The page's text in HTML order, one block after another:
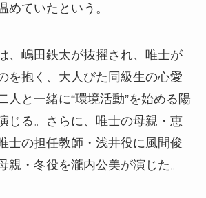
めていたという。
、嶋田鉄太が抜擢され、唯士が
を抱く、大人びた同級生の心愛
人と一緒に“環境活動”を始める陽
じる。さらに、唯士の母親・恵
士の担任教師・浅井役に風間俊
親・冬役を瀧内公美が演じた。